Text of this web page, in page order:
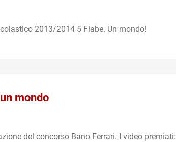
2013/2014 5 Fiabe. Un mondo!
mondo
del concorso Bano Ferrari. I video premiati: